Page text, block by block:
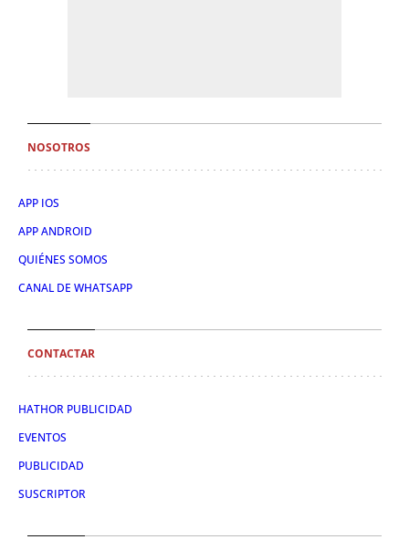
NOSOTROS
APP IOS
APP ANDROID
QUIÉNES SOMOS
CANAL DE WHATSAPP
CONTACTAR
HATHOR PUBLICIDAD
EVENTOS
PUBLICIDAD
SUSCRIPTOR